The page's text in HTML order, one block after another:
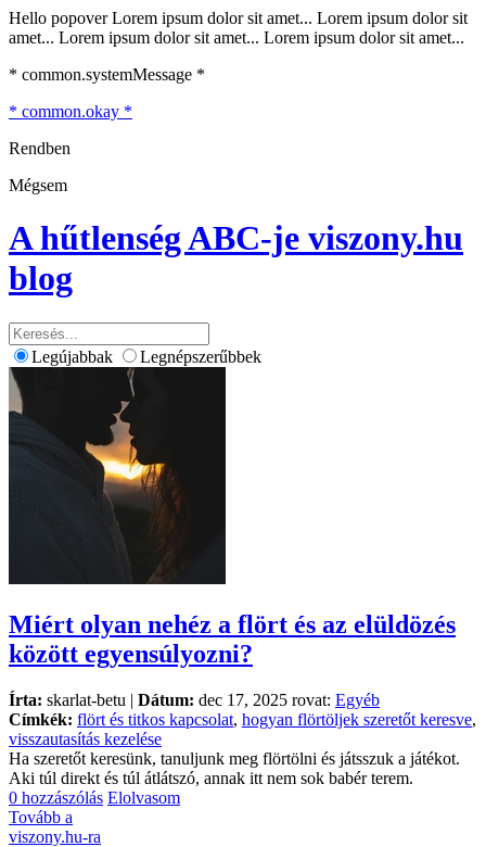
Hello popover Lorem ipsum dolor sit amet... Lorem ipsum dolor sit
amet... Lorem ipsum dolor sit amet... Lorem ipsum dolor sit amet...
* common.systemMessage *
* common.okay *
Rendben
Mégsem
A hűtlenség ABC-je viszony.hu
blog
Legújabbak Legnépszerűbbek
Miért olyan nehéz a flört és az elüldözés
között egyensúlyozni?
Írta: skarlat-betu | Dátum: dec 17, 2025 rovat: Egyéb
Címkék: flört és titkos kapcsolat, hogyan flörtöljek szeretőt keresve,
visszautasítás kezelése
Ha szeretőt keresünk, tanuljunk meg flörtölni és játsszuk a játékot.
Aki túl direkt és túl átlátszó, annak itt nem sok babér terem.
0 hozzászólás Elolvasom
Tovább a
viszony.hu-ra